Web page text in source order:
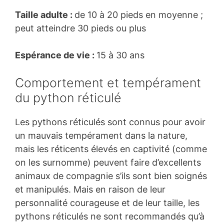
Taille adulte : de 10 à 20 pieds en moyenne ;
peut atteindre 30 pieds ou plus
Espérance de vie : 15 à 30 ans
Comportement et tempérament
du python réticulé
Les pythons réticulés sont connus pour avoir
un mauvais tempérament dans la nature,
mais les réticents élevés en captivité (comme
on les surnomme) peuvent faire d’excellents
animaux de compagnie s’ils sont bien soignés
et manipulés. Mais en raison de leur
personnalité courageuse et de leur taille, les
pythons réticulés ne sont recommandés qu’à